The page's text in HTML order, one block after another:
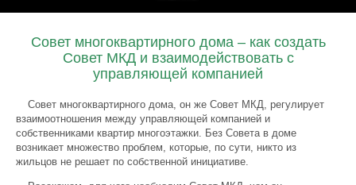
Совет многоквартирного дома – как создать
Совет МКД и взаимодействовать с
управляющей компанией
Совет многоквартирного дома, он же Совет МКД, регулирует
взаимоотношения между управляющей компанией и
собственниками квартир многоэтажки. Без Совета в доме
возникает множество проблем, которые, по сути, никто из
жильцов не решает по собственной инициативе.